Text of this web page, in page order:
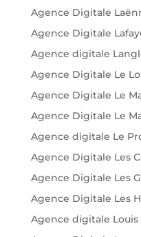
Agence Digitale
Agence Digitale
Agence digitale
Agence Digitale Le
Agence Digitale Le
Agence Digitale Le
Agence digitale Le
Agence Digitale Les
Agence Digitale Les
Agence Digitale Les
Agence digitale Louis